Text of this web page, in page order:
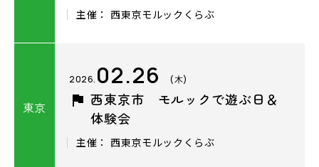
主催： ⻄東京モルックくらぶ
東京
2026. 02.26 (木)
西東京市 モルックで遊ぶ日＆
体験会
主催： ⻄東京モルックくらぶ